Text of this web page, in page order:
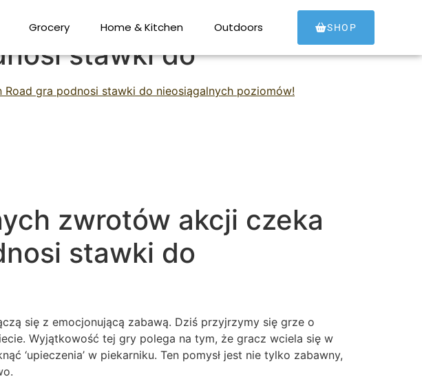
Grocery Home & Kitchen Outdoors SHOP
zwrotów akcji czeka
stawki do
gra podnosi stawki do nieosiągalnych poziomów!
zwrotów akcji czeka
stawki do
się z emocjonującą zabawą. Dziś przyjrzymy się grze o
Wyjątkowość tej gry polega na tym, że gracz wciela się w
‘upieczenia’ w piekarniku. Ten pomysł jest nie tylko zabawny,